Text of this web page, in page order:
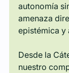
autonomía
amenaza
epistémica y
Desde la
nuestro